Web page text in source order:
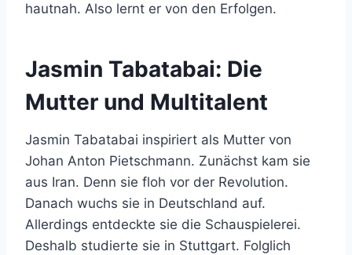
hautnah. Also lernt er von den Erfolgen.
Jasmin Tabatabai: Die
Mutter und Multitalent
Jasmin Tabatabai inspiriert als Mutter von
Johan Anton Pietschmann. Zunächst kam sie
aus Iran. Denn sie floh vor der Revolution.
Danach wuchs sie in Deutschland auf.
Allerdings entdeckte sie die Schauspielerei.
Deshalb studierte sie in Stuttgart. Folglich